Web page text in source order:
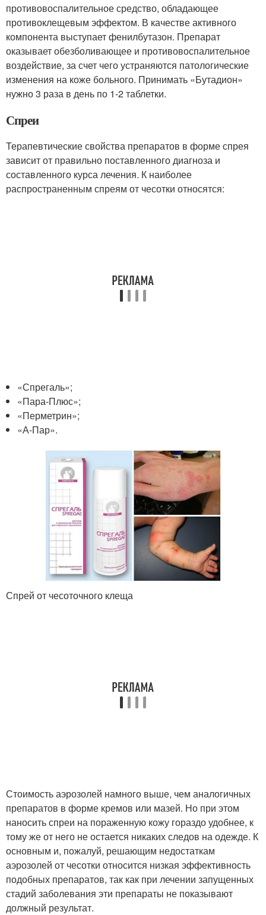
противовоспалительное средство, обладающее
противоклещевым эффектом. В качестве активного
компонента выступает фенилбутазон. Препарат
оказывает обезболивающее и противовоспалительное
воздействие, за счет чего устраняются патологические
изменения на коже больного. Принимать «Бутадион»
нужно 3 раза в день по 1-2 таблетки.
Спреи
Терапевтические свойства препаратов в форме спрея
зависит от правильно поставленного диагноза и
составленного курса лечения. К наиболее
распространенным спреям от чесотки относятся:
«Спрегаль»;
«Пара-Плюс»;
«Перметрин»;
«А-Пар».
Спрей от чесоточного клеща
Стоимость аэрозолей намного выше, чем аналогичных
препаратов в форме кремов или мазей. Но при этом
наносить спреи на пораженную кожу гораздо удобнее, к
тому же от него не остается никаких следов на одежде. К
основным и, пожалуй, решающим недостаткам
аэрозолей от чесотки относится низкая эффективность
подобных препаратов, так как при лечении запущенных
стадий заболевания эти препараты не показывают
должный результат.